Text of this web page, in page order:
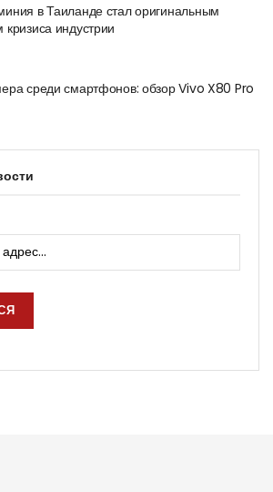
в Таиланде стал оригинальным
индустрии
среди смартфонов: обзор Vivo X80 Pro